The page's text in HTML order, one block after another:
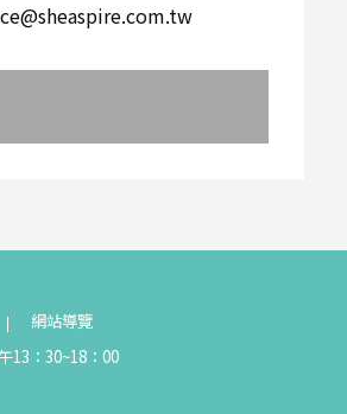
網站導覽
13：30~18：00